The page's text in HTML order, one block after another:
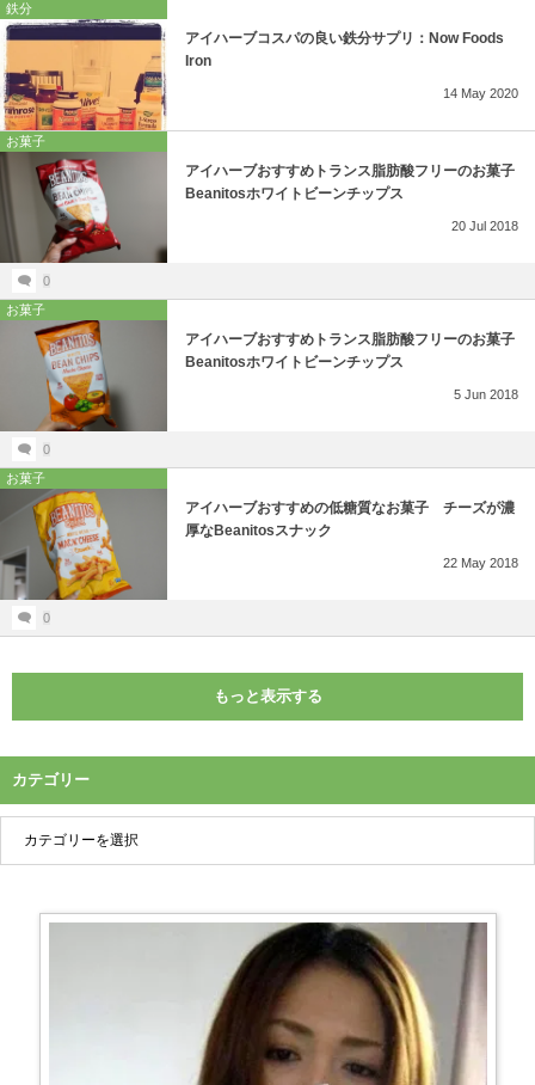
鉄分
アイハーブコスパの良い鉄分サプリ：Now Foods
Iron
14 May 2020
お菓子
アイハーブおすすめトランス脂肪酸フリーのお菓子
Beanitosホワイトビーンチップス
20 Jul 2018
0
お菓子
アイハーブおすすめトランス脂肪酸フリーのお菓子
Beanitosホワイトビーンチップス
5 Jun 2018
0
お菓子
アイハーブおすすめの低糖質なお菓子 チーズが濃
厚なBeanitosスナック
22 May 2018
0
もっと表示する
カテゴリー